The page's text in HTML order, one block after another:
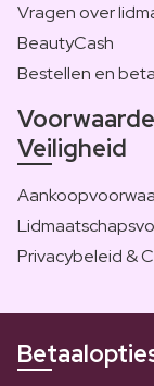
Vragen over
BeautyCash
Bestellen en
Veiligheid
Privacybeleid &